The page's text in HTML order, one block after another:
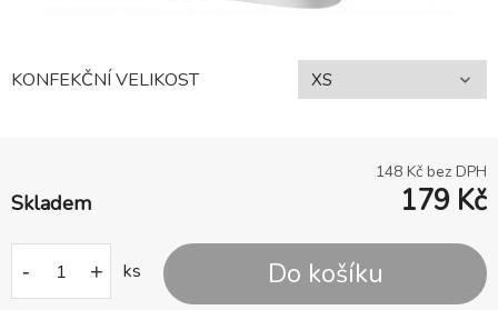
KONFEKČNÍ VELIKOST
148 Kč bez DPH
Skladem 179 Kč
- + ks Do košíku